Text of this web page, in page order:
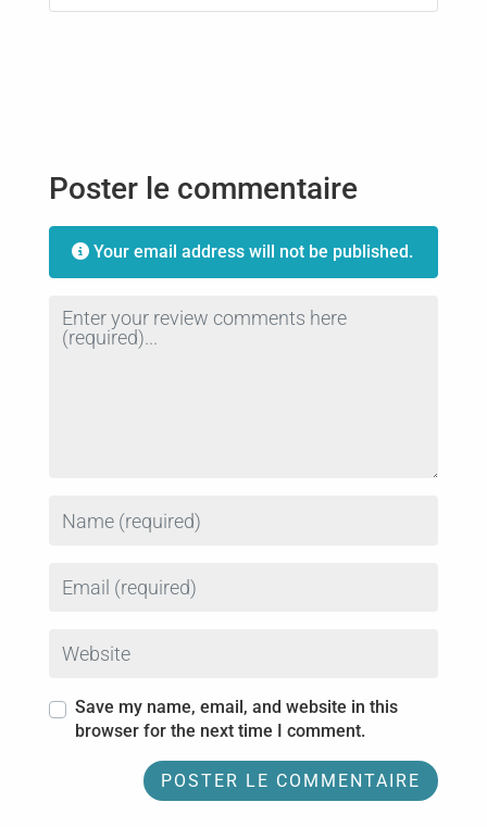
Poster le commentaire
Your email address will not be published.
Review text
Save my name, email, and website in this
browser for the next time I comment.